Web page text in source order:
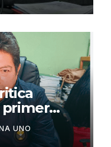
de Keiko
UNO